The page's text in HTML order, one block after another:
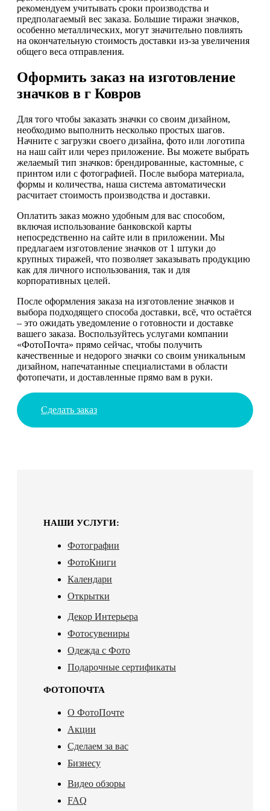
рекомендуем учитывать сроки производства и
предполагаемый вес заказа. Большие тиражи значков,
особенно металлических, могут значительно повлиять
на окончательную стоимость доставки из-за увеличения
общего веса отправления.
Оформить заказ на изготовление
значков в г Ковров
Для того чтобы заказать значки со своим дизайном,
необходимо выполнить несколько простых шагов.
Начните с загрузки своего дизайна, фото или логотипа
на наш сайт или через приложение. Вы можете выбрать
желаемый тип значков: брендированные, кастомные, с
принтом или с фотографией. После выбора материала,
формы и количества, наша система автоматически
расчитает стоимость производства и доставки.
Оплатить заказ можно удобным для вас способом,
включая использование банковской карты
непосредственно на сайте или в приложении. Мы
предлагаем изготовление значков от 1 штуки до
крупных тиражей, что позволяет заказывать продукцию
как для личного использования, так и для
корпоративных целей.
После оформления заказа на изготовление значков и
выбора подходящего способа доставки, всё, что остаётся
– это ожидать уведомление о готовности и доставке
вашего заказа. Воспользуйтесь услугами компании
«ФотоПочта» прямо сейчас, чтобы получить
качественные и недорого значки со своим уникальным
дизайном, напечатанные специалистами в области
фотопечати, и доставленные прямо вам в руки.
Сделать заказ
НАШИ УСЛУГИ:
Фотографии
ФотоКниги
Календари
Открытки
Декор Интерьера
Фотосувениры
Одежда с Фото
Подарочные сертификаты
ФОТОПОЧТА
О ФотоПочте
Акции
Сделаем за вас
Бизнесу
Видео обзоры
FAQ